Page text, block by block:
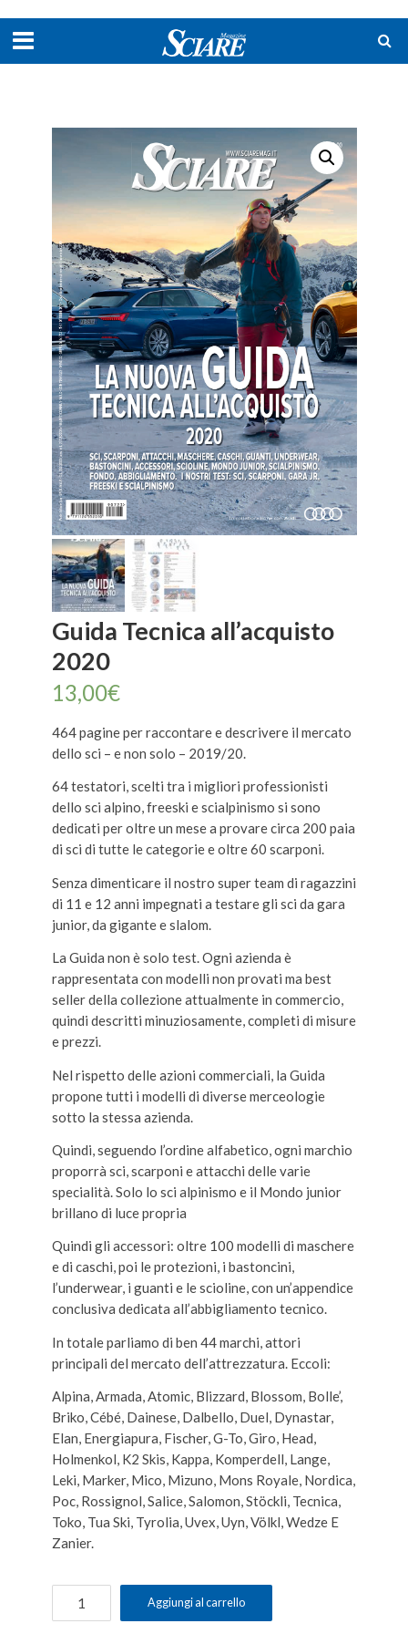
Guida Tecnica all’acquisto
2020
13,00€
464 pagine per raccontare e descrivere il mercato
dello sci – e non solo – 2019/20.
64 testatori, scelti tra i migliori professionisti
dello sci alpino, freeski e scialpinismo si sono
dedicati per oltre un mese a provare circa 200 paia
di sci di tutte le categorie e oltre 60 scarponi.
Senza dimenticare il nostro super team di ragazzini
di 11 e 12 anni impegnati a testare gli sci da gara
junior, da gigante e slalom.
La Guida non è solo test. Ogni azienda è
rappresentata con modelli non provati ma best
seller della collezione attualmente in commercio,
quindi descritti minuziosamente, completi di misure
e prezzi.
Nel rispetto delle azioni commerciali, la Guida
propone tutti i modelli di diverse merceologie
sotto la stessa azienda.
Quindi, seguendo l’ordine alfabetico, ogni marchio
proporrà sci, scarponi e attacchi delle varie
specialità. Solo lo sci alpinismo e il Mondo junior
brillano di luce propria
Quindi gli accessori: oltre 100 modelli di maschere
e di caschi, poi le protezioni, i bastoncini,
l’underwear, i guanti e le scioline, con un’appendice
conclusiva dedicata all’abbigliamento tecnico.
In totale parliamo di ben 44 marchi, attori
principali del mercato dell’attrezzatura. Eccoli:
Alpina, Armada, Atomic, Blizzard, Blossom, Bolle’,
Briko, Cébé, Dainese, Dalbello, Duel, Dynastar,
Elan, Energiapura, Fischer, G-To, Giro, Head,
Holmenkol, K2 Skis, Kappa, Komperdell, Lange,
Leki, Marker, Mico, Mizuno, Mons Royale, Nordica,
Poc, Rossignol, Salice, Salomon, Stöckli, Tecnica,
Toko, Tua Ski, Tyrolia, Uvex, Uyn, Völkl, Wedze E
Zanier.
Aggiungi al carrello